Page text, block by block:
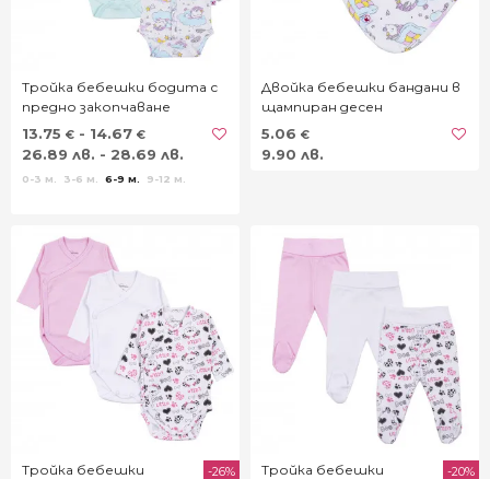
Тройка бебешки бодита с
предно закопчаване
"Еднорог"
13.75 € - 14.67 €
26.89 лв. - 28.69 лв.
0-3 м. 3-6 м. 6-9 м. 9-12 м.
Двойка бебешки бандани в
щампиран десен
5.06 €
9.90 лв.
Тройка бебешки
-26%
Тройка бебешки
-20%